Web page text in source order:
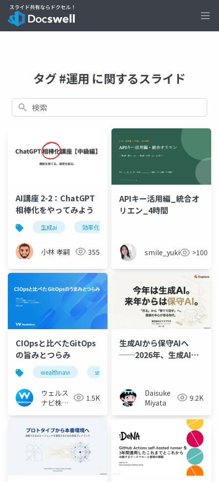
タグ #運用 に関するスライド
検索
AI講座 2-2：ChatGPT
相棒化をやってみよう
生成ai 効率化
小林 孝嗣 355
APIキー活用編_統合オ
リエン_4時間
smile_yukiko_it>100
CIOpsと比べたGitOps
の旨みとつらみ
wealthnavi sre
ウェルス
ナビ株式
ム
1.5K
生成AIから保守AIへ
──2026年、生成AIサ
Daisuke
Miyata
9.2K